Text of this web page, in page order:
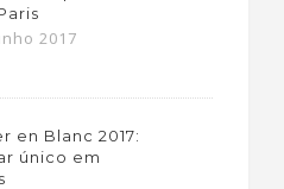
2017
en Blanc 2017:
único em